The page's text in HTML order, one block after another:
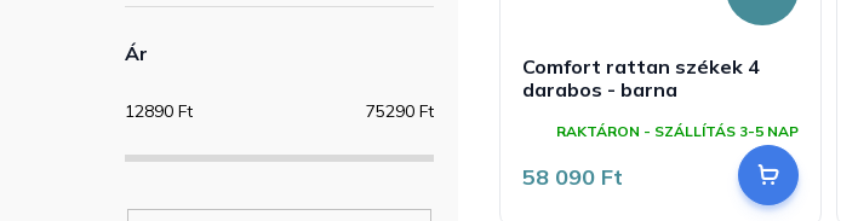
Ár
12890 Ft 75290 Ft
Comfort rattan székek 4
darabos - barna
RAKTÁRON - SZÁLLÍTÁS 3-5 NAP
58 090 Ft